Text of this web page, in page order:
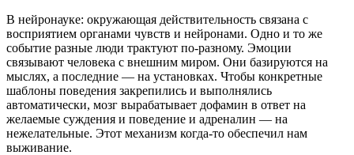
В нейронауке: окружающая действительность связана с
восприятием органами чувств и нейронами. Одно и то же
событие разные люди трактуют по-разному. Эмоции
связывают человека с внешним миром. Они базируются на
мыслях, а последние — на установках. Чтобы конкретные
шаблоны поведения закрепились и выполнялись
автоматически, мозг вырабатывает дофамин в ответ на
желаемые суждения и поведение и адреналин — на
нежелательные. Этот механизм когда-то обеспечил нам
выживание.